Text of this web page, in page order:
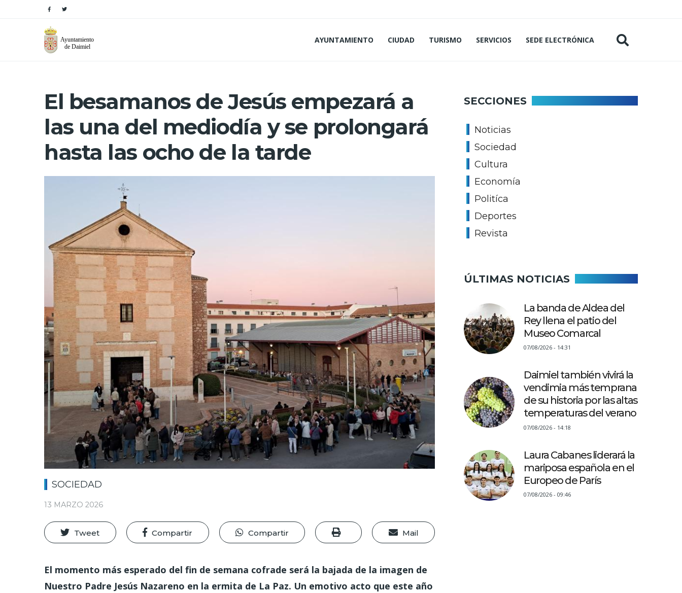
AYUNTAMIENTO CIUDAD TURISMO SERVICIOS SEDE ELECTRÓNICA
El besamanos de Jesús empezará a
las una del mediodía y se prolongará
hasta las ocho de la tarde
SOCIEDAD
13 MARZO 2026
Tweet Compartir Compartir Mail
El momento más esperado del fin de semana cofrade será la bajada de la imagen de
Nuestro Padre Jesús Nazareno en la ermita de La Paz. Un emotivo acto que este año
SECCIONES
Noticias
Sociedad
Cultura
Economía
Politíca
Deportes
Revista
ÚLTIMAS NOTICIAS
La banda de Aldea del
Rey llena el patio del
Museo Comarcal
07/08/2026 - 14:31
Daimiel también vivirá la
vendimia más temprana
de su historia por las altas
temperaturas del verano
07/08/2026 - 14:18
Laura Cabanes liderará la
mariposa española en el
Europeo de París
07/08/2026 - 09:46